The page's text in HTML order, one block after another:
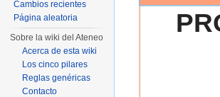
Cambios recientes
Página aleatoria
Sobre la wiki del Ateneo
Acerca de esta wiki
Los cinco pilares
Reglas genéricas
Contacto